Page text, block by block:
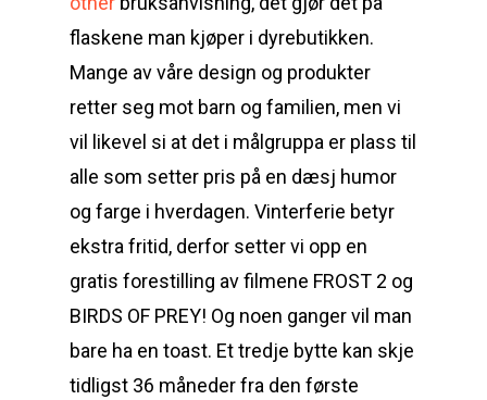
flaskene man kjøper i dyrebutikken.
Mange av våre design og produkter
retter seg mot barn og familien, men vi
vil likevel si at det i målgruppa er plass til
alle som setter pris på en dæsj humor
og farge i hverdagen. Vinterferie betyr
ekstra fritid, derfor setter vi opp en
gratis forestilling av filmene FROST 2 og
BIRDS OF PREY! Og noen ganger vil man
bare ha en toast. Et tredje bytte kan skje
tidligst 36 måneder fra den første